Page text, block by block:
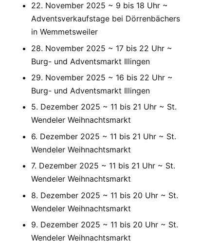
22. November 2025 ~ 9 bis 18 Uhr ~
Adventsverkaufstage bei Dörrenbächers
in Wemmetsweiler
28. November 2025 ~ 17 bis 22 Uhr ~
Burg- und Adventsmarkt Illingen
29. November 2025 ~ 16 bis 22 Uhr ~
Burg- und Adventsmarkt Illingen
5. Dezember 2025 ~ 11 bis 21 Uhr ~ St.
Wendeler Weihnachtsmarkt
6. Dezember 2025 ~ 11 bis 21 Uhr ~ St.
Wendeler Weihnachtsmarkt
7. Dezember 2025 ~ 11 bis 21 Uhr ~ St.
Wendeler Weihnachtsmarkt
8. Dezember 2025 ~ 11 bis 20 Uhr ~ St.
Wendeler Weihnachtsmarkt
9. Dezember 2025 ~ 11 bis 20 Uhr ~ St.
Wendeler Weihnachtsmarkt